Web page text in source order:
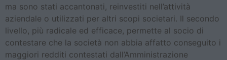
ma sono stati accantonati, reinvestiti nell’attività
aziendale o utilizzati per altri scopi societari. Il secondo
livello, più radicale ed efficace, permette al socio di
contestare che la società non abbia affatto conseguito i
maggiori redditi contestati dall’Amministrazione